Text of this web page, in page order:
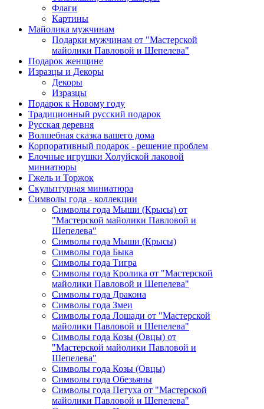
Флаги
Картины
Майолика мужчинам
Подарки мужчинам от "Мастерской
майолики Павловой и Шепелева"
Подарок женщине
Изразцы и Декоры
Декоры
Изразцы
Подарок к Новому году
Традиционный русский подарок
Русская деревня
Волшебная сказка вашего дома
Корпоративный подарок - решение проблем
Елочные игрушки Холуйской лаковой
миниатюры
Гжель и Торжок
Скульптурная миниатюра
Символы года - коллекции
Символы года Мыши (Крысы) от
"Мастерской майолики Павловой и
Шепелева"
Символы года Мыши (Крысы)
Символы года Быка
Символы года Тигра
Символы года Кролика от "Мастерской
майолики Павловой и Шепелева"
Символы года Дракона
Символы года Змеи
Символы года Лошади от "Мастерской
майолики Павловой и Шепелева"
Символы года Козы (Овцы) от
"Мастерской майолики Павловой и
Шепелева"
Символы года Козы (Овцы)
Символы года Обезьяны
Символы года Петуха от "Мастерской
майолики Павловой и Шепелева"